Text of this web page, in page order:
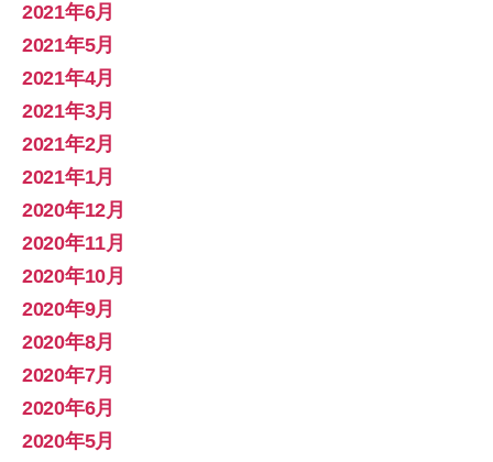
2021年6月
2021年5月
2021年4月
2021年3月
2021年2月
2021年1月
2020年12月
2020年11月
2020年10月
2020年9月
2020年8月
2020年7月
2020年6月
2020年5月